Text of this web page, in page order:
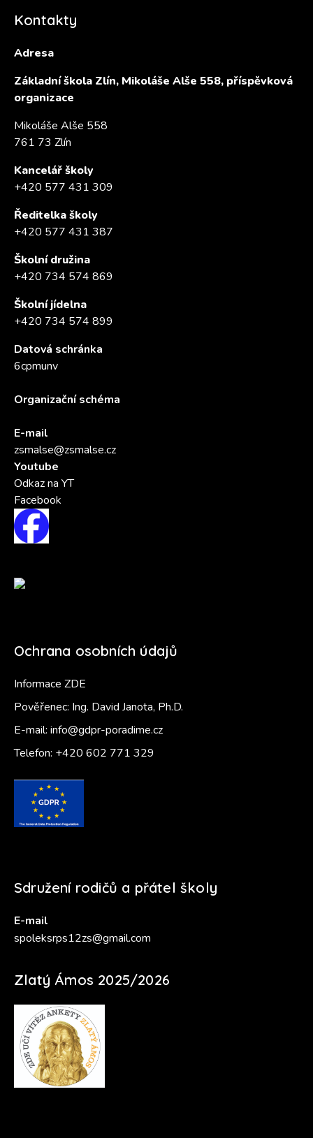
Kontakty
Adresa
Základní škola Zlín, Mikoláše Alše 558, příspěvková
organizace
Mikoláše Alše 558
761 73 Zlín
Kancelář školy
+420 577 431 309
Ředitelka školy
+420 577 431 387
Školní družina
+420 734 574 869
Školní jídelna
+420 734 574 899
Datová schránka
6cpmunv
Organizační schéma
E-mail
zsmalse@zsmalse.cz
Youtube
Odkaz na YT
Facebook
Ochrana osobních údajů
Informace ZDE
Pověřenec: Ing. David Janota, Ph.D.
E-mail: info@gdpr-poradime.cz
Telefon: +420 602 771 329
Sdružení rodičů a přátel školy
E-mail
spoleksrps12zs@gmail.com
Zlatý Ámos 2025/2026